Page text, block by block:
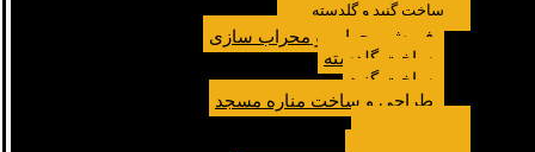
ساخت گنبد و گلدسته
فروش محراب و محراب سازی
ساخت گلدسته
ساخت گنبد
طراحی و ساخت مناره مسجد